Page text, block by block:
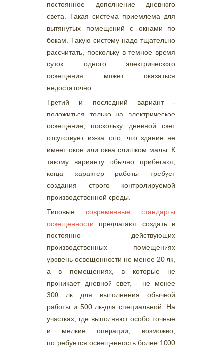
постоянное дополнение дневного
света. Такая система приемлема для
вытянутых помещений с окнами по
бокам. Такую систему надо тщательно
рассчитать, поскольку в темное время
суток одного электрического
освещения может оказаться
недостаточно.
Третий и последний вариант -
положиться только на электрическое
освещение, поскольку дневной свет
отсутствует из-за того, что здание не
имеет окон или окна слишком малы. К
такому варианту обычно прибегают,
когда характер работы требует
создания строго контролируемой
производственной среды.
Типовые современные стандарты
освещенности предлагают создать в
постоянно действующих
производственных помещениях
уровень освещенности не менее 20 лк,
а в помещениях, в которые не
проникает дневной свет, - не менее
300 лк для выполнения обычной
работы и 500 лк-для специальной. На
участках, где выполняют особо точные
и мелкие операции, возможно,
потребуется освещенность более 1000